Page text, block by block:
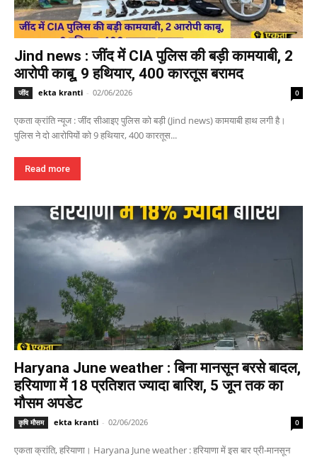
Jind news : जींद में CIA पुलिस की बड़ी कामयाबी, 2
आरोपी काबू, 9 हथियार, 400 कारतूस बरामद
जींद ekta kranti - 02/06/2026 0
एकता क्रांति न्यूज : जींद सीआइए पुलिस को बड़ी (Jind news) कामयाबी हाथ लगी है।
पुलिस ने दो आरोपियों को 9 हथियार, 400 कारतूस...
Read more
Haryana June weather : बिना मानसून बरसे बादल,
हरियाणा में 18 प्रतिशत ज्यादा बारिश, 5 जून तक का
मौसम अपडेट
कृषि मौसम ekta kranti - 02/06/2026 0
एकता क्रांति, हरियाणा। Haryana June weather : हरियाणा में इस बार प्री-मानसून